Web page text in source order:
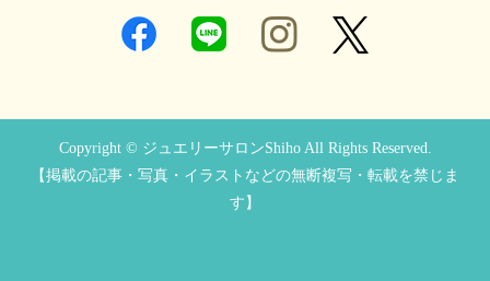
Copyright © ジュエリーサロンShiho All Rights Reserved.
【掲載の記事・写真・イラストなどの無断複写・転載を禁じま
す】